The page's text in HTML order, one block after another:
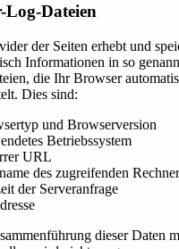
Log-Dateien
der Seiten erhebt und
Informationen in so
die Ihr Browser
Dies sind:
und Browserversion
Betriebssystem
URL
des zugreifenden
der Serveranfrage
dieser Daten